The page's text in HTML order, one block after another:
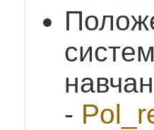
-